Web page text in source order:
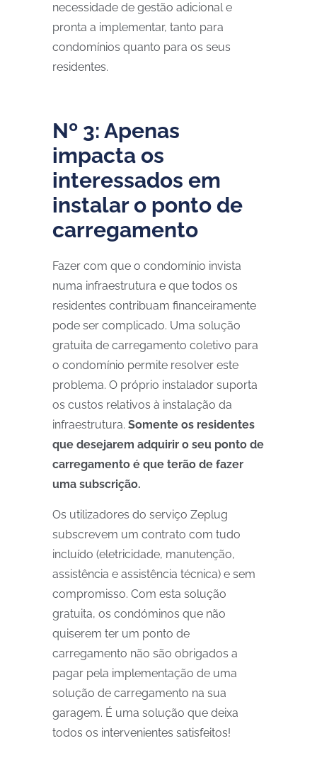
necessidade de gestão adicional e
pronta a implementar, tanto para
condomínios quanto para os seus
residentes.
Nº 3: Apenas
impacta os
interessados em
instalar o ponto de
carregamento
Fazer com que o condomínio invista
numa infraestrutura e que todos os
residentes contribuam financeiramente
pode ser complicado. Uma solução
gratuita de carregamento coletivo para
o condomínio permite resolver este
problema. O próprio instalador suporta
os custos relativos à instalação da
infraestrutura. Somente os residentes
que desejarem adquirir o seu ponto de
carregamento é que terão de fazer
uma subscrição.
Os utilizadores do serviço Zeplug
subscrevem um contrato com tudo
incluído (eletricidade, manutenção,
assistência e assistência técnica) e sem
compromisso. Com esta solução
gratuita, os condóminos que não
quiserem ter um ponto de
carregamento não são obrigados a
pagar pela implementação de uma
solução de carregamento na sua
garagem. É uma solução que deixa
todos os intervenientes satisfeitos!